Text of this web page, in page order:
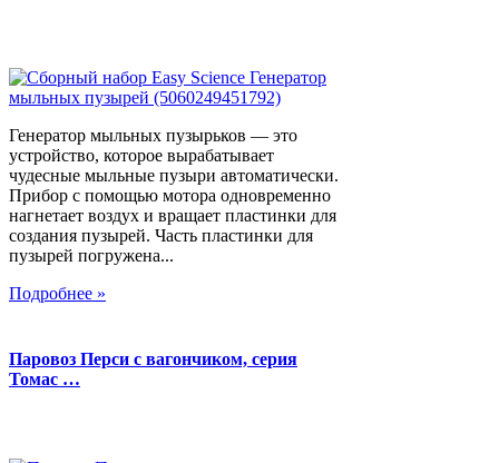
Генератор мыльных пузырьков — это
устройство, которое вырабатывает
чудесные мыльные пузыри автоматически.
Прибор с помощью мотора одновременно
нагнетает воздух и вращает пластинки для
создания пузырей. Часть пластинки для
пузырей погружена...
Подробнее »
Паровоз Перси с вагончиком, серия
Томас …